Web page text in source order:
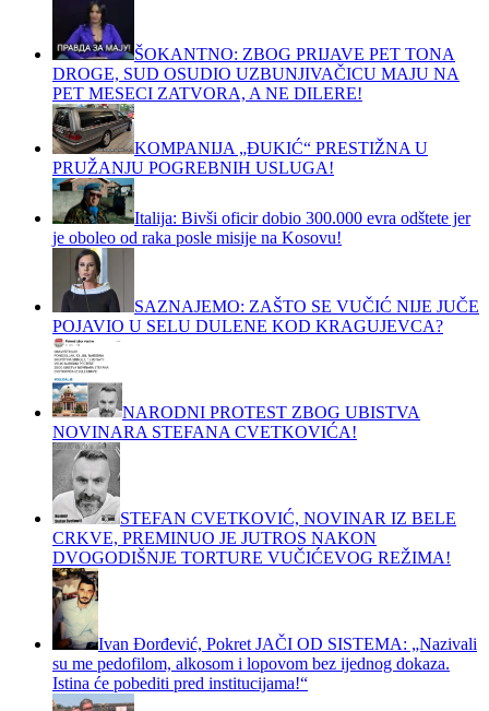
ŠOKANTNO: ZBOG PRIJAVE PET TONA
DROGE, SUD OSUDIO UZBUNJIVAČICU MAJU NA
PET MESECI ZATVORA, A NE DILERE!
KOMPANIJA „ĐUKIĆ“ PRESTIŽNA U
PRUŽANJU POGREBNIH USLUGA!
Italija: Bivši oficir dobio 300.000 evra odštete jer
je oboleo od raka posle misije na Kosovu!
SAZNAJEMO: ZAŠTO SE VUČIĆ NIJE JUČE
POJAVIO U SELU DULENE KOD KRAGUJEVCA?
NARODNI PROTEST ZBOG UBISTVA
NOVINARA STEFANA CVETKOVIĆA!
STEFAN CVETKOVIĆ, NOVINAR IZ BELE
CRKVE, PREMINUO JE JUTROS NAKON
DVOGODIŠNJE TORTURE VUČIĆEVOG REŽIMA!
Ivan Đorđević, Pokret JAČI OD SISTEMA: „Nazivali
su me pedofilom, alkosom i lopovom bez ijednog dokaza.
Istina će pobediti pred institucijama!“